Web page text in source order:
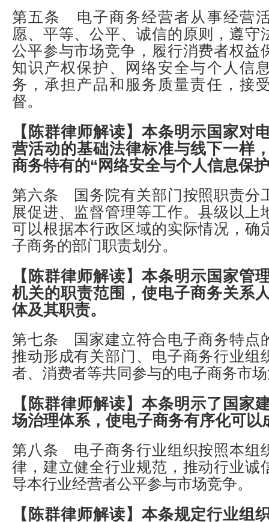
第五条 电子商务经营者从事经营
愿、平等、公平、诚信的原则，遵守
公平参与市场竞争，履行消费者权益
知识产权保护、网络安全与个人信
务，承担产品和服务质量责任，接
督。
【陈群律师解读】 本条明示国家对
营活动的基础法律标准与线下一样
商务特有的“网络安全与个人信息保
第六条 国务院有关部门按照职责分
展促进、监督管理等工作。县级以上
可以根据本行政区域的实际情况，确
子商务的部门职责划分。
【陈群律师解读】 本条明示国家管
机关的职责范围，使电子商务关系
体及其职责。
第七条 国家建立符合电子商务特点
推动形成有关部门、电子商务行业组
者、消费者等共同参与的电子商务市
【陈群律师解读】 本条明示了国家
场治理体系，使电子商务有序化可以
第八条 电子商务行业组织按照本组
律，建立健全行业规范，推动行业诚
导本行业经营者公平参与市场竞争。
【陈群律师解读】 本条规定行业组